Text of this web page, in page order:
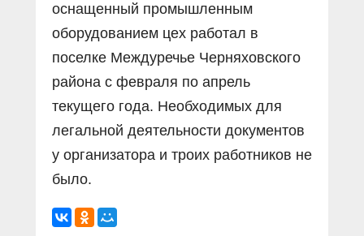
оснащенный промышленным
оборудованием цех работал в
поселке Междуречье Черняховского
района с февраля по апрель
текущего года. Необходимых для
легальной деятельности документов
у организатора и троих работников не
было.